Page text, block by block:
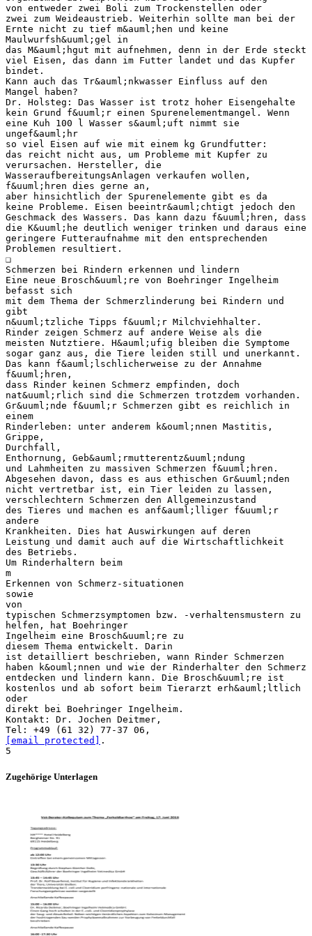
von entweder zwei Boli zum Trockenstellen oder
zwei zum Weideaustrieb. Weiterhin sollte man bei der
Ernte nicht zu tief m&auml;hen und keine
Maulwurfsh&uuml;gel in
das M&auml;hgut mit aufnehmen, denn in der Erde steckt
viel Eisen, das dann im Futter landet und das Kupfer
bindet.
Kann auch das Tr&auml;nkwasser Einfluss auf den
Mangel haben?
Dr. Holsteg: Das Wasser ist trotz hoher Eisengehalte
kein Grund f&uuml;r einen Spurenelementmangel. Wenn
eine Kuh 100 l Wasser s&auml;uft nimmt sie
ungef&auml;hr
so viel Eisen auf wie mit einem kg Grundfutter:
das reicht nicht aus, um Probleme mit Kupfer zu
verursachen. Hersteller, die
WasseraufbereitungsAnlagen verkaufen wollen,
f&uuml;hren dies gerne an,
aber hinsichtlich der Spurenelemente gibt es da
keine Probleme. Eisen beeintr&auml;chtigt jedoch den
Geschmack des Wassers. Das kann dazu f&uuml;hren, dass
die K&uuml;he deutlich weniger trinken und daraus eine
geringere Futteraufnahme mit den entsprechenden
Problemen resultiert.
❑
Schmerzen bei Rindern erkennen und lindern
Eine neue Brosch&uuml;re von Boehringer Ingelheim
befasst sich
mit dem Thema der Schmerzlinderung bei Rindern und
gibt
n&uuml;tzliche Tipps f&uuml;r Milchviehhalter.
Rinder zeigen Schmerz auf andere Weise als die
meisten Nutztiere. H&auml;ufig bleiben die Symptome
sogar ganz aus, die Tiere leiden still und unerkannt.
Das kann f&auml;lschlicherweise zu der Annahme
f&uuml;hren,
dass Rinder keinen Schmerz empfinden, doch
nat&uuml;rlich sind die Schmerzen trotzdem vorhanden.
Gr&uuml;nde f&uuml;r Schmerzen gibt es reichlich in
einem
Rinderleben: unter anderem k&ouml;nnen Mastitis,
Grippe,
Durchfall,
Enthornung, Geb&auml;rmutterentz&uuml;ndung
und Lahmheiten zu massiven Schmerzen f&uuml;hren.
Abgesehen davon, dass es aus ethischen Gr&uuml;nden
nicht vertretbar ist, ein Tier leiden zu lassen,
verschlechtern Schmerzen den Allgemeinzustand
des Tieres und machen es anf&auml;lliger f&uuml;r
andere
Krankheiten. Dies hat Auswirkungen auf deren
Leistung und damit auch auf die Wirtschaftlichkeit
des Betriebs.
Um Rinderhaltern beim
m
Erkennen von Schmerz-situationen
sowie
von
typischen Schmerzsymptomen bzw. -verhaltensmustern zu
helfen, hat Boehringer
Ingelheim eine Brosch&uuml;re zu
diesem Thema entwickelt. Darin
ist detailliert beschrieben, wann Rinder Schmerzen
haben k&ouml;nnen und wie der Rinderhalter den Schmerz
entdecken und lindern kann. Die Brosch&uuml;re ist
kostenlos und ab sofort beim Tierarzt erh&auml;ltlich
oder
direkt bei Boehringer Ingelheim.
Kontakt: Dr. Jochen Deitmer,
[email protected]
.
Zugehörige Unterlagen